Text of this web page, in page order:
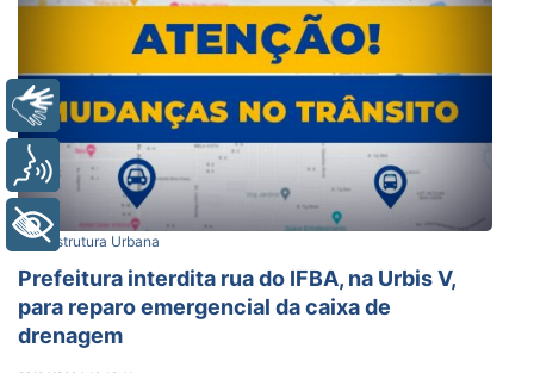
Infraestrutura Urbana
Prefeitura interdita rua do IFBA, na Urbis V,
para reparo emergencial da caixa de
drenagem
Libras
Voz
+ Acessibilidade